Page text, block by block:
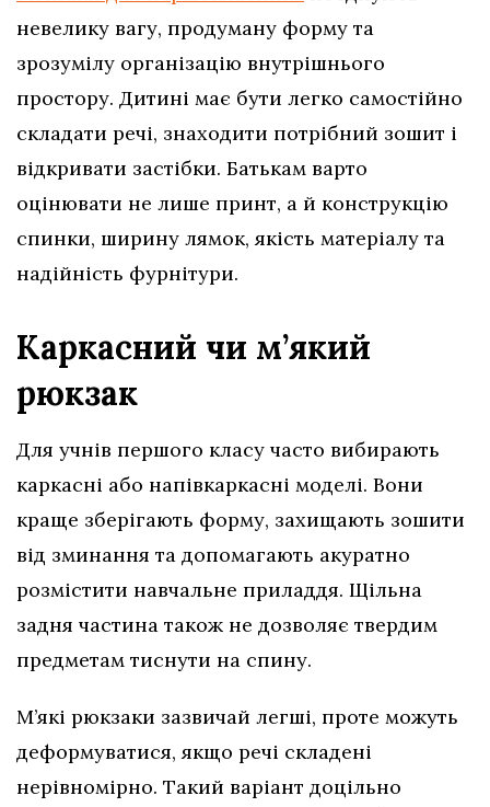
невелику вагу, продуману форму та
зрозумілу організацію внутрішнього
простору. Дитині має бути легко самостійно
складати речі, знаходити потрібний зошит і
відкривати застібки. Батькам варто
оцінювати не лише принт, а й конструкцію
спинки, ширину лямок, якість матеріалу та
надійність фурнітури.
Каркасний чи м’який
рюкзак
Для учнів першого класу часто вибирають
каркасні або напівкаркасні моделі. Вони
краще зберігають форму, захищають зошити
від зминання та допомагають акуратно
розмістити навчальне приладдя. Щільна
задня частина також не дозволяє твердим
предметам тиснути на спину.
М’які рюкзаки зазвичай легші, проте можуть
деформуватися, якщо речі складені
нерівномірно. Такий варіант доцільно